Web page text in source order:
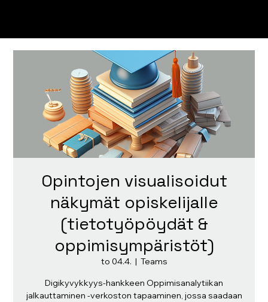
Opintojen visualisoidut
näkymät opiskelijalle
(tietotyöpöydät &
oppimisympäristöt)
to 04.4.
  |
Teams
Digikyvykkyys-hankkeen Oppimisanalytiikan
jalkauttaminen -verkoston tapaaminen, jossa saadaan